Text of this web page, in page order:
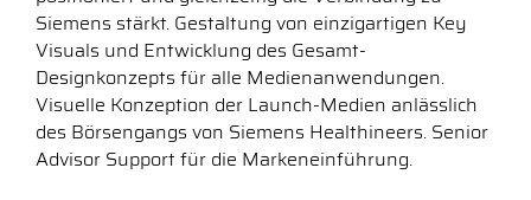
Siemens stärkt. Gestaltung von einzigartigen Key
Visuals und Entwicklung des Gesamt-
Designkonzepts für alle Medienanwendungen.
Visuelle Konzeption der Launch-Medien anlässlich
des Börsengangs von Siemens Healthineers. Senior
Advisor Support für die Markeneinführung.